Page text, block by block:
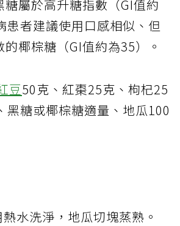
糖屬於高升糖指數（GI值約
患者建議使用口感相似、但
椰棕糖（GI值約為35）。
豆50克、紅棗25克、枸杞25
黑糖或椰棕糖適量、地瓜100
水洗淨，地瓜切塊蒸熟。